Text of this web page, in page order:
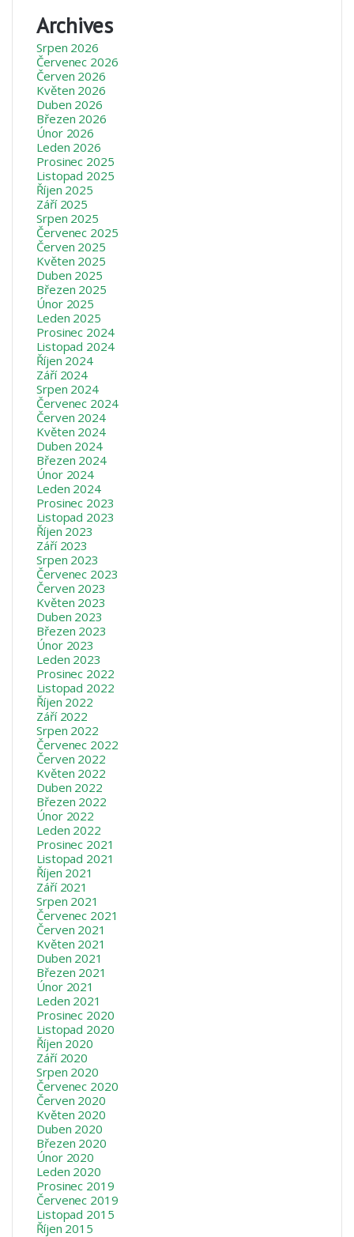
Archives
Srpen 2026
Červenec 2026
Červen 2026
Květen 2026
Duben 2026
Březen 2026
Únor 2026
Leden 2026
Prosinec 2025
Listopad 2025
Říjen 2025
Září 2025
Srpen 2025
Červenec 2025
Červen 2025
Květen 2025
Duben 2025
Březen 2025
Únor 2025
Leden 2025
Prosinec 2024
Listopad 2024
Říjen 2024
Září 2024
Srpen 2024
Červenec 2024
Červen 2024
Květen 2024
Duben 2024
Březen 2024
Únor 2024
Leden 2024
Prosinec 2023
Listopad 2023
Říjen 2023
Září 2023
Srpen 2023
Červenec 2023
Červen 2023
Květen 2023
Duben 2023
Březen 2023
Únor 2023
Leden 2023
Prosinec 2022
Listopad 2022
Říjen 2022
Září 2022
Srpen 2022
Červenec 2022
Červen 2022
Květen 2022
Duben 2022
Březen 2022
Únor 2022
Leden 2022
Prosinec 2021
Listopad 2021
Říjen 2021
Září 2021
Srpen 2021
Červenec 2021
Červen 2021
Květen 2021
Duben 2021
Březen 2021
Únor 2021
Leden 2021
Prosinec 2020
Listopad 2020
Říjen 2020
Září 2020
Srpen 2020
Červenec 2020
Červen 2020
Květen 2020
Duben 2020
Březen 2020
Únor 2020
Leden 2020
Prosinec 2019
Červenec 2019
Listopad 2015
Říjen 2015